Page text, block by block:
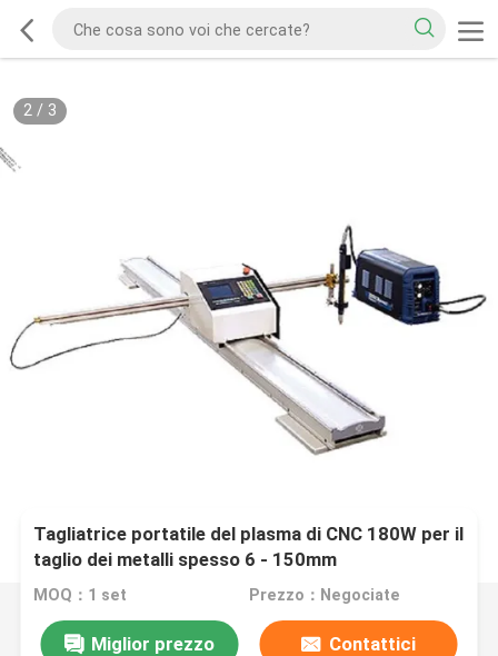
2/ 3
Tagliatrice portatile del plasma di CNC 180W per il
taglio dei metalli spesso 6 - 150mm
MOQ：1 set Prezzo：Negociate
Miglior prezzo Contattici